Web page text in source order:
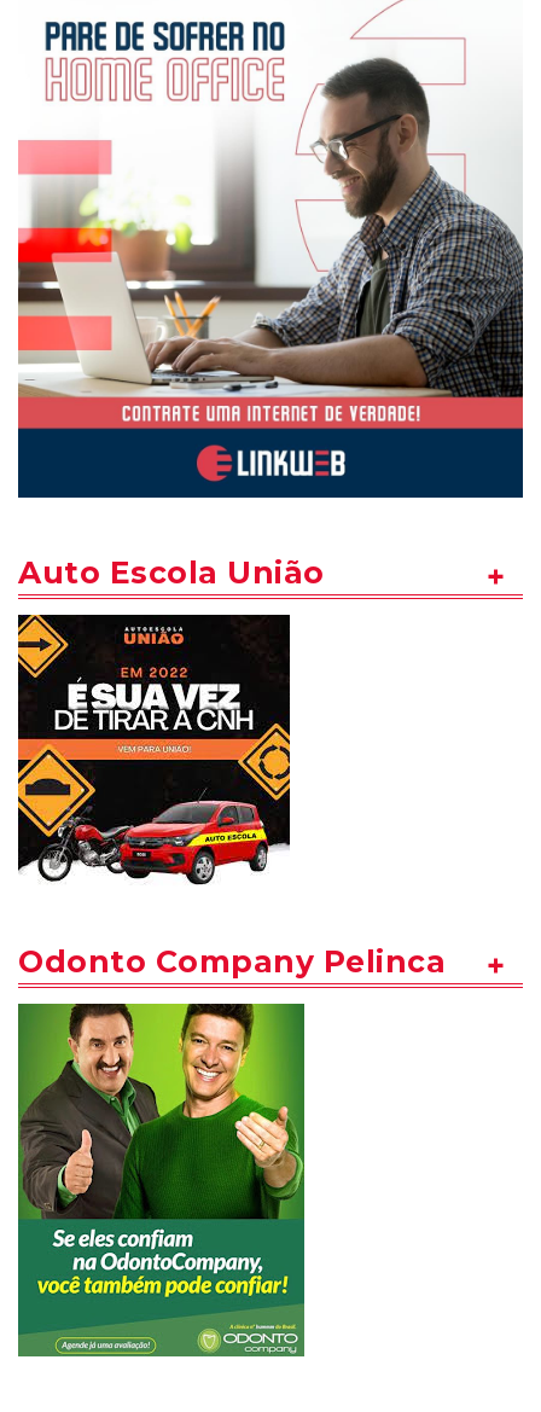
Auto Escola União
Odonto Company Pelinca